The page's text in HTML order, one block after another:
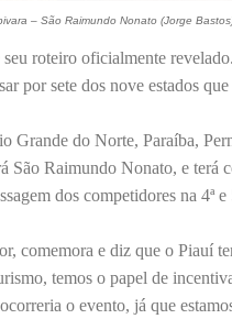
– São Raimundo Nonato (Jorge
roteiro oficialmente
por sete dos nove estados
Grande do Norte, Paraíba,
São Raimundo Nonato, e terá
dos competidores na 4ª
comemora e diz que o Piauí
temos o papel de
o evento, já que